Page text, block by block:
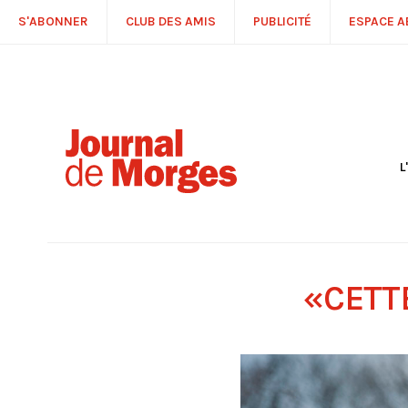
S'ABONNER CLUB DES AMIS PUBLICITÉ ESPACE